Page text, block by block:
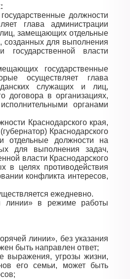
должности
глава администрации
лиц, замещающих отдельные
созданных для выполнения
государственной власти
государственные
осуществляет глава
служащих и лиц,
договора в организациях,
органами
Краснодарского края,
Краснодарского
отдельные должности на
для выполнения задач,
власти Краснодарского
в целях противодействия
конфликта интересов,
ежедневно.
линии» в режиме работы
линии», без указания
быть направлен ответ;
выражения, угрозы жизни,
его семьи, может быть